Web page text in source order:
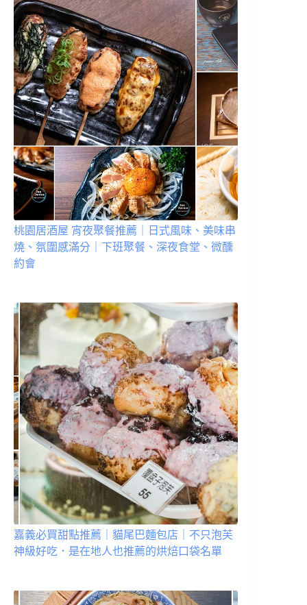
桃園居酒屋 宵夜聚餐推薦｜日式風味、美味串
燒、氛圍感滿分｜下班聚餐、深夜食堂、微醺
約會
嘉義必買甜點推薦｜貓尾巴麵包店｜不只泡芙
神級好吃．是在地人也推薦的烘焙口袋名單